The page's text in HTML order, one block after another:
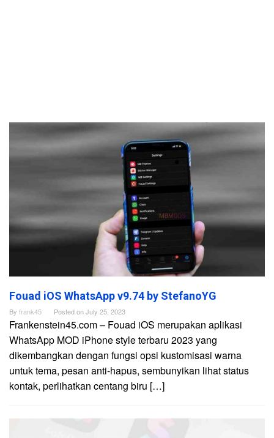
Frankenstein45.Com
Fouad iOS WhatsApp v9.74 by StefanoYG
By frank45 Posted onJuly 25, 2023
Frankenstein45.com – Fouad iOS merupakan aplikasi
WhatsApp MOD iPhone style terbaru 2023 yang
dikembangkan dengan fungsi opsi kustomisasi warna
untuk tema, pesan anti-hapus, sembunyikan lihat status
kontak, perlihatkan centang biru […]